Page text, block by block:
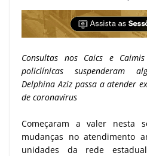
Consultas nos Caics e
policlínicas suspenderam
Delphina Aziz passa a atender
de coronavírus
Começaram a valer nesta
mudanças no atendimento
unidades da rede